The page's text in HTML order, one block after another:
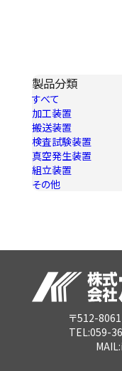
製品分類
すべて
加工装置
搬送装置
検査試験装置
真空発生装置
組立装置
その他
〒512-
TEL:059-